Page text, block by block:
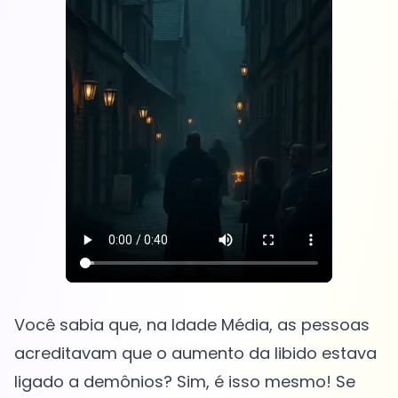
Você sabia que, na Idade Média, as pessoas
acreditavam que o aumento da libido estava
ligado a demônios? Sim, é isso mesmo! Se